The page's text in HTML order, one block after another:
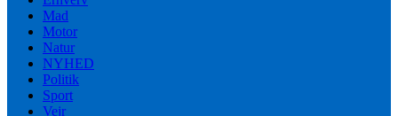
Mad
Motor
Natur
NYHED
Politik
Sport
Vejr